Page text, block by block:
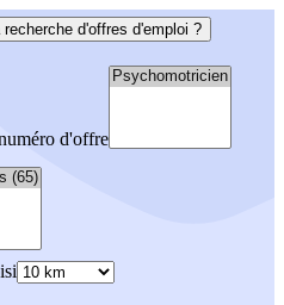
d'offres d'emploi ?
d'offre